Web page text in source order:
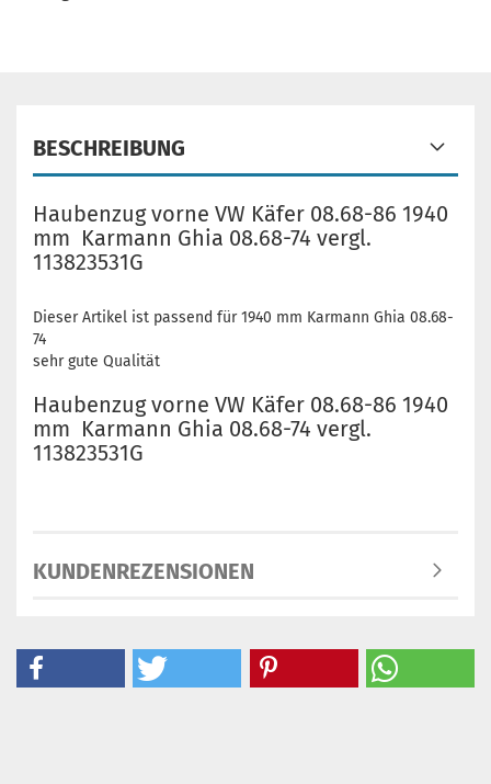
BESCHREIBUNG
Haubenzug vorne VW Käfer 08.68-86 1940
mm Karmann Ghia 08.68-74 vergl.
113823531G
Dieser Artikel ist passend für 1940 mm Karmann Ghia 08.68-
74
sehr gute Qualität
Haubenzug vorne VW Käfer 08.68-86 1940
mm Karmann Ghia 08.68-74 vergl.
113823531G
KUNDENREZENSIONEN